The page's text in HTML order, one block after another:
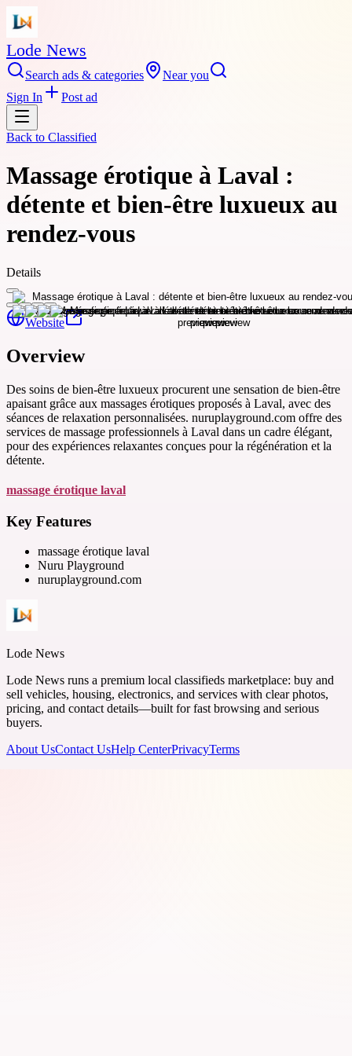
Lode News
Search ads & categories
Near you
Sign In
Post ad
Back to Classified
Massage érotique à Laval :
détente et bien-être luxueux au
rendez-vous
Details
Website
Overview
Des soins de bien-être luxueux procurent une sensation de bien-être
apaisant grâce aux massages érotiques proposés à Laval, avec des
séances de relaxation personnalisées. nuruplayground.com offre des
services de massage professionnels à Laval dans un cadre élégant,
pour des expériences relaxantes conçues pour la régénération et la
détente.
massage érotique laval
Key Features
massage érotique laval
Nuru Playground
nuruplayground.com
Lode News
Lode News runs a premium local classifieds marketplace: buy and
sell vehicles, housing, electronics, and services with clear photos,
pricing, and contact details—built for fast browsing and serious
buyers.
About UsContact UsHelp CenterPrivacyTerms